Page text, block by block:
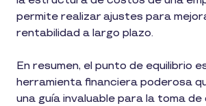
permite realizar ajustes para
rentabilidad a largo plazo.
En resumen, el punto de equilibrio
herramienta financiera poderosa
una guía invaluable para la toma de